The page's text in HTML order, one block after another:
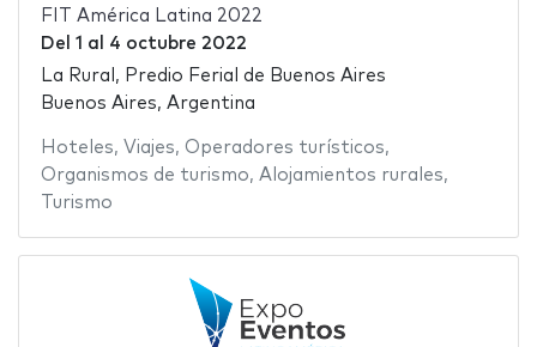
FIT América Latina 2022
Del 1 al 4 octubre 2022
La Rural, Predio Ferial de Buenos Aires
Buenos Aires, Argentina
Hoteles, Viajes, Operadores turísticos,
Organismos de turismo, Alojamientos rurales,
Turismo